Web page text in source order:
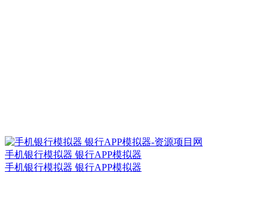
手机银行模拟器 银行APP模拟器
手机银行模拟器 银行APP模拟器